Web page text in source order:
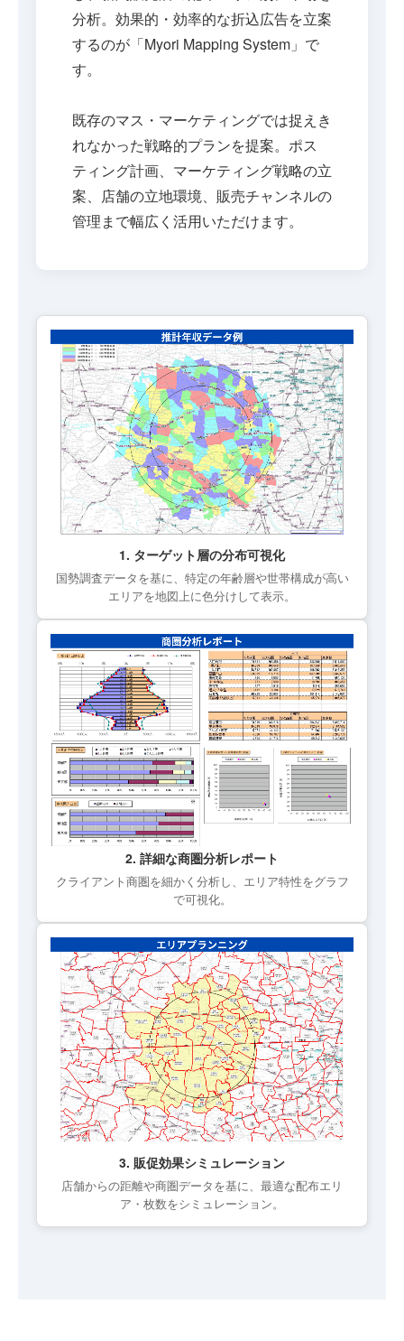
分析。効果的・効率的な折込広告を立案
するのが「Myori Mapping System」で
す。
既存のマス・マーケティングでは捉えき
れなかった戦略的プランを提案。ポス
ティング計画、マーケティング戦略の立
案、店舗の立地環境、販売チャンネルの
管理まで幅広く活用いただけます。
1. ターゲット層の分布可視化
国勢調査データを基に、特定の年齢層や世帯構成が高い
エリアを地図上に色分けして表示。
2. 詳細な商圏分析レポート
クライアント商圏を細かく分析し、エリア特性をグラフ
で可視化。
3. 販促効果シミュレーション
店舗からの距離や商圏データを基に、最適な配布エリ
ア・枚数をシミュレーション。